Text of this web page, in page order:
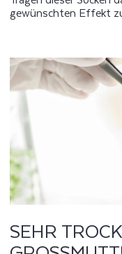
gewünschten Effekt
SEHR